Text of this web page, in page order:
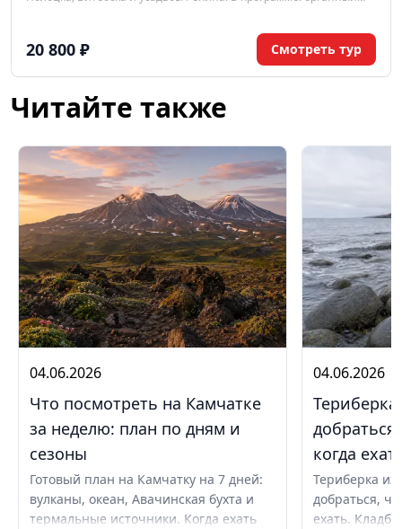
20 800 ₽ Смотреть тур
Читайте также
04.06.2026
Что посмотреть на Камчатке
за неделю: план по дням и
сезоны
Готовый план на Камчатку на 7 дней:
вулканы, океан, Авачинская бухта и
термальные источники. Когда ехать
04.06.2026
когда
Териберка
добраться,
ехать.